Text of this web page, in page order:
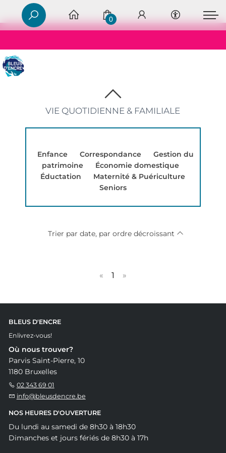
0
VIE QUOTIDIENNE & FAMILIALE
Enfance Correspondance
Gestion du
patrimoine
Économie domestique
Éductation
Maternité & Puériculture
Seniors
Trier par date, par ordre décroissant
« 1 »
BLEUS D'ENCRE
Enlivrez-vous!
Où nous trouver?
Parvis Saint-Pierre, 10
1180 Bruxelles
02 343 69 01
info@bleusdencre.be
NOS HEURES D'OUVERTURE
Du lundi au samedi de 8h30 à 18h30
Dimanches et jours fériés de 8h30 à 17h